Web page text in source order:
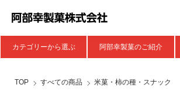
カテゴリーから選ぶ 阿部幸製菓のご紹介
TOP すべての商品 米菓・柿の種・スナック